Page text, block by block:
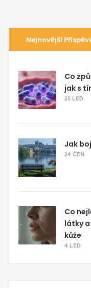
Nejnovější
Co
jak s
25 LED
Jak
24 ČEN
Co
látky
kůže
4 LED